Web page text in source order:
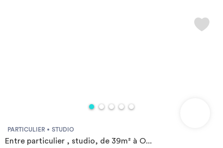
PARTICULIER STUDIO
Entre particulier , studio, de 39m² à O...